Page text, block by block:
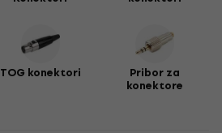
TOG konektori Pribor za
konektore